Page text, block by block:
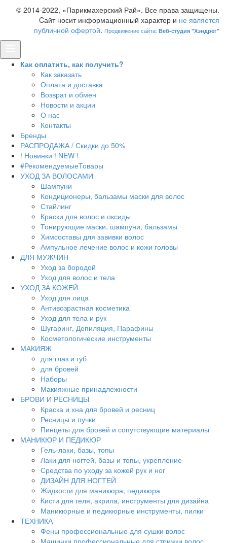
© 2014-2022, «Парикмахерский Рай». Все права защищены.
Cайт носит информационный характер и не является
публичной офертой. Продвижение сайта: Веб-студия "Хэндрег"
Как оплатить, как получить?
Как заказать
Оплата и доставка
Возврат и обмен
Новости и акции
О нас
Контакты
Бренды
РАСПРОДАЖА / Скидки до 50%
! Новинки ! NEW !
#РекомендуемыеТовары
УХОД ЗА ВОЛОСАМИ
Шампуни
Кондиционеры, бальзамы маски для волос
Стайлинг
Краски для волос и оксиды
Тонирующие маски, шампуни, бальзамы
Химсоставы для завивки волос
Ампульное лечение волос и кожи головы
ДЛЯ МУЖЧИН
Уход за бородой
Уход для волос и тела
УХОД ЗА КОЖЕЙ
Уход для лица
Антивозрастная косметика
Уход для тела и рук
Шугаринг, Депиляция, Парафины
Косметологические инструменты
МАКИЯЖ
для глаз и губ
для бровей
Наборы
Макияжные принадлежности
БРОВИ И РЕСНИЦЫ
Краска и хна для бровей и ресниц
Ресницы и пучки
Пинцеты для бровей и сопутствующие материалы
МАНИКЮР И ПЕДИКЮР
Гель-лаки, базы, топы
Лаки для ногтей, базы и топы, укрепление
Средства по уходу за кожей рук и ног
ДИЗАЙН ДЛЯ НОГТЕЙ
Жидкости для маникюра, педикюра
Кисти для геля, акрила, инструменты для дизайна
Маникюрные и педикюрные инструменты, пилки
ТЕХНИКА
Фены профессиональные для сушки волос
Машинки профессиональные для стрижки волос